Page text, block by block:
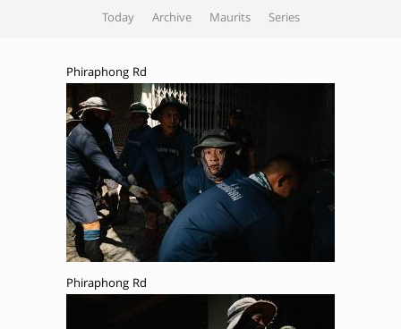
Today Archive Maurits Series
Phiraphong Rd
Phiraphong Rd